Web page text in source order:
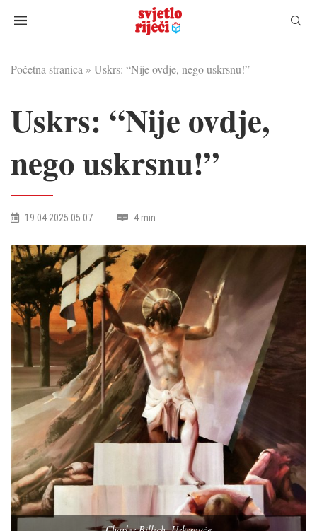
Početna stranica » Uskrs: “Nije ovdje, nego uskrsnu!”
Uskrs: “Nije ovdje,
nego uskrsnu!”
19.04.2025 05:07 4 min